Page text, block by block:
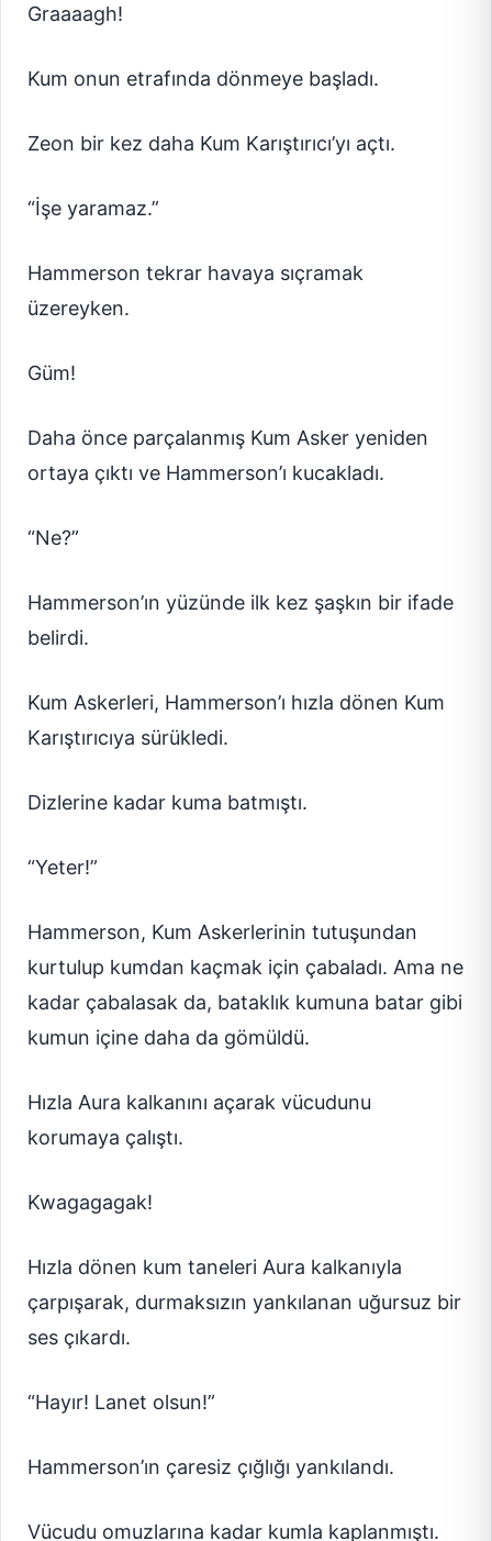
Graaaagh!
Kum onun etrafında dönmeye başladı.
Zeon bir kez daha Kum Karıştırıcı’yı açtı.
“İşe yaramaz.”
Hammerson tekrar havaya sıçramak
üzereyken.
Güm!
Daha önce parçalanmış Kum Asker yeniden
ortaya çıktı ve Hammerson’ı kucakladı.
“Ne?”
Hammerson’ın yüzünde ilk kez şaşkın bir ifade
belirdi.
Kum Askerleri, Hammerson’ı hızla dönen Kum
Karıştırıcıya sürükledi.
Dizlerine kadar kuma batmıştı.
“Yeter!”
Hammerson, Kum Askerlerinin tutuşundan
kurtulup kumdan kaçmak için çabaladı. Ama ne
kadar çabalasak da, bataklık kumuna batar gibi
kumun içine daha da gömüldü.
Hızla Aura kalkanını açarak vücudunu
korumaya çalıştı.
Kwagagagak!
Hızla dönen kum taneleri Aura kalkanıyla
çarpışarak, durmaksızın yankılanan uğursuz bir
ses çıkardı.
“Hayır! Lanet olsun!”
Hammerson’ın çaresiz çığlığı yankılandı.
Vücudu omuzlarına kadar kumla kaplanmıştı.